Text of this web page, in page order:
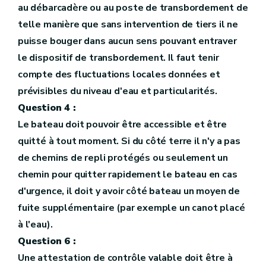
au débarcadère ou au poste de transbordement de
telle manière que sans intervention de tiers il ne
puisse bouger dans aucun sens pouvant entraver
le dispositif de transbordement. Il faut tenir
compte des fluctuations locales données et
prévisibles du niveau d'eau et particularités.
Question 4 :
Le bateau doit pouvoir être accessible et être
quitté à tout moment. Si du côté terre il n'y a pas
de chemins de repli protégés ou seulement un
chemin pour quitter rapidement le bateau en cas
d'urgence, il doit y avoir côté bateau un moyen de
fuite supplémentaire (par exemple un canot placé
à l'eau).
Question 6 :
Une attestation de contrôle valable doit être à